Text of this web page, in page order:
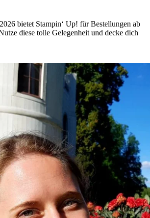
bietet Stampin‘ Up! für Bestellungen ab
diese tolle Gelegenheit und decke dich